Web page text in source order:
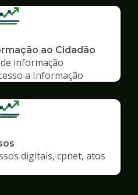
ao Cidadão
informação
a Informação
digitais, cpnet, atos